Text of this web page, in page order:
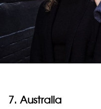
7. Australia